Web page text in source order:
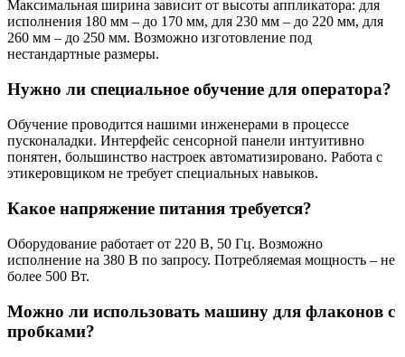
Максимальная ширина зависит от высоты аппликатора: для
исполнения 180 мм – до 170 мм, для 230 мм – до 220 мм, для
260 мм – до 250 мм. Возможно изготовление под
нестандартные размеры.
Нужно ли специальное обучение для оператора?
Обучение проводится нашими инженерами в процессе
пусконаладки. Интерфейс сенсорной панели интуитивно
понятен, большинство настроек автоматизировано. Работа с
этикеровщиком не требует специальных навыков.
Какое напряжение питания требуется?
Оборудование работает от 220 В, 50 Гц. Возможно
исполнение на 380 В по запросу. Потребляемая мощность – не
более 500 Вт.
Можно ли использовать машину для флаконов с
пробками?